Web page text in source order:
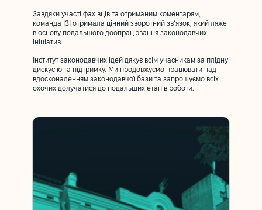
Завдяки участі фахівців та отриманим коментарям,
команда ІЗІ отримала цінний зворотний зв’язок, який ляже
в основу подальшого доопрацювання законодавчих
ініціатив.
Інститут законодавчих ідей дякує всім учасникам за плідну
дискусію та підтримку. Ми продовжуємо працювати над
вдосконаленням законодавчої бази та запрошуємо всіх
охочих долучатися до подальших етапів роботи.